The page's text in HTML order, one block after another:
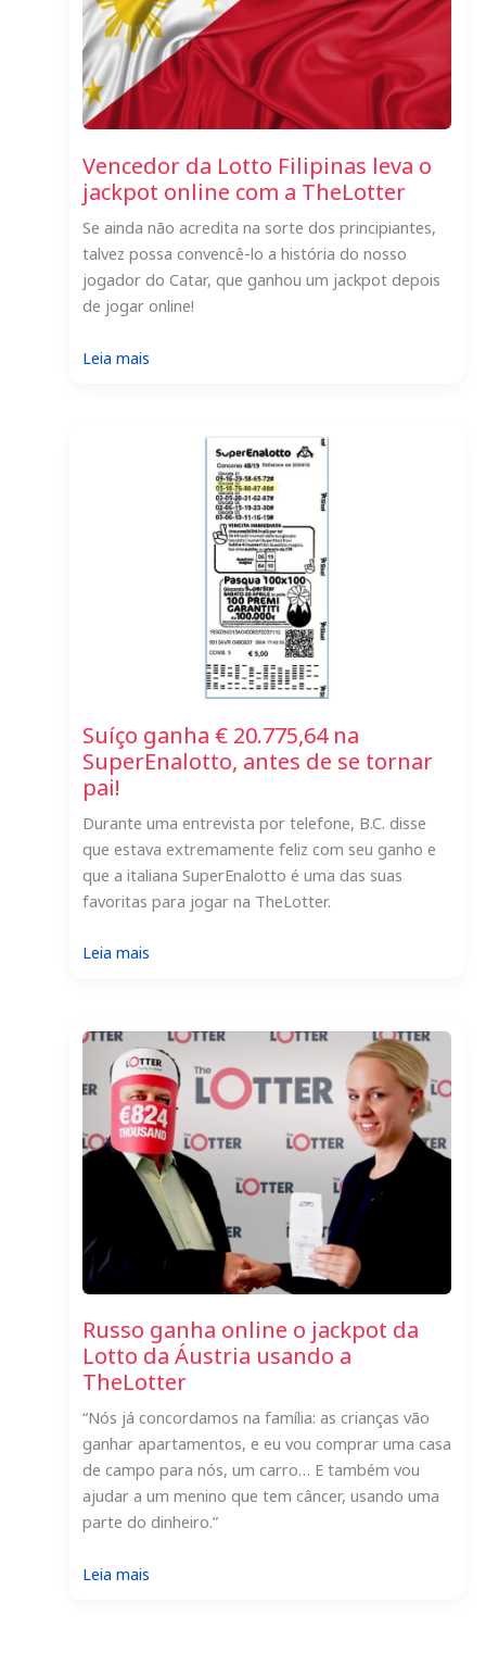
Vencedor da Lotto Filipinas leva o
jackpot online com a TheLotter
Se ainda não acredita na sorte dos principiantes,
talvez possa convencê-lo a história do nosso
jogador do Catar, que ganhou um jackpot depois
de jogar online!
Leia mais:
TheLotter
Suíço ganha € 20.775,64 na
SuperEnalotto, antes de se tornar
pai!
Durante uma entrevista por telefone, B.C. disse
que estava extremamente feliz com seu ganho e
que a italiana SuperEnalotto é uma das suas
favoritas para jogar na TheLotter.
Leia mais:
€
20.775,64
na
SuperEnalotto,
antes
de
se
tornar
pai!
Russo ganha online o jackpot da
Lotto da Áustria usando a
TheLotter
“Nós já concordamos na família: as crianças vão
ganhar apartamentos, e eu vou comprar uma casa
de campo para nós, um carro… E também vou
ajudar a um menino que tem câncer, usando uma
parte do dinheiro.”
Leia mais: